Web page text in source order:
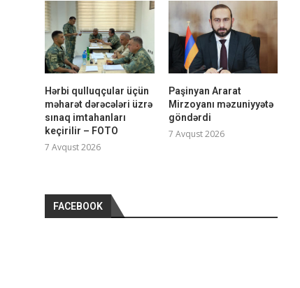
Hərbi qulluqçular üçün
məharət dərəcələri üzrə
sınaq imtahanları
keçirilir – FOTO
7 Avqust 2026
Paşinyan Ararat
Mirzoyanı məzuniyyətə
göndərdi
7 Avqust 2026
FACEBOOK